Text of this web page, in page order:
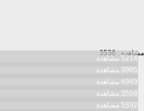
مشاهدة : 3536
5214 مشاهدة
3995 مشاهدة
4949 مشاهدة
3558 مشاهدة
5532 مشاهدة